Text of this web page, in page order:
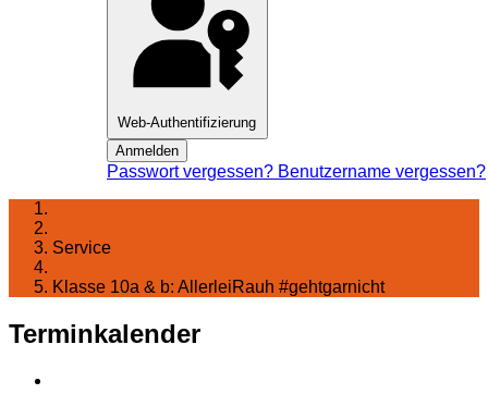
Web-Authentifizierung
Anmelden
Passwort vergessen? Benutzername vergessen?
Service
Klasse 10a & b: AllerleiRauh #gehtgarnicht
Terminkalender